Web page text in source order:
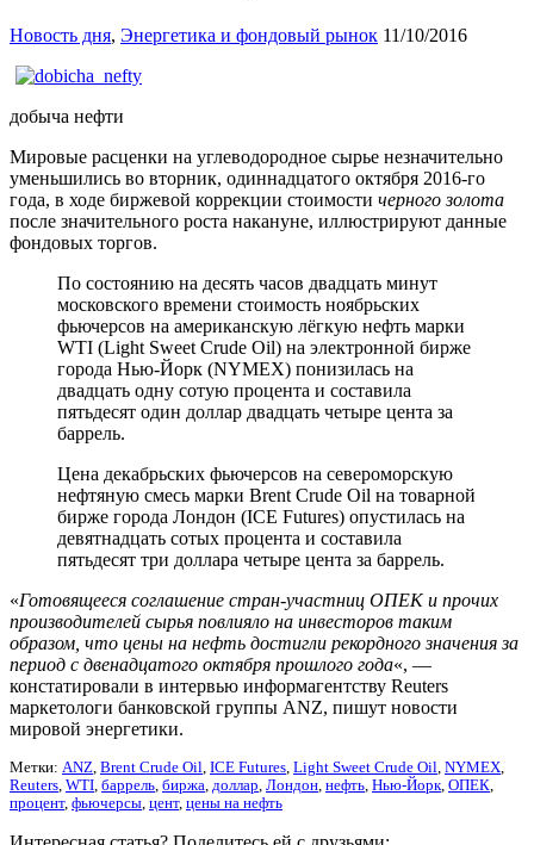
Новость дня, Энергетика и фондовый рынок 11/10/2016
добыча нефти
Мировые расценки на углеводородное сырье незначительно
уменьшились во вторник, одиннадцатого октября 2016-го
года, в ходе биржевой коррекции стоимости черного золота
после значительного роста накануне, иллюстрируют данные
фондовых торгов.
По состоянию на десять часов двадцать минут
московского времени стоимость ноябрьских
фьючерсов на американскую лёгкую нефть марки
WTI (Light Sweet Crude Oil) на электронной бирже
города Нью-Йорк (NYMEX) понизилась на
двадцать одну сотую процента и составила
пятьдесят один доллар двадцать четыре цента за
баррель.
Цена декабрьских фьючерсов на североморскую
нефтяную смесь марки Brent Crude Oil на товарной
бирже города Лондон (ICE Futures) опустилась на
девятнадцать сотых процента и составила
пятьдесят три доллара четыре цента за баррель.
«Готовящееся соглашение стран-участниц ОПЕК и прочих
производителей сырья повлияло на инвесторов таким
образом, что цены на нефть достигли рекордного значения за
период с двенадцатого октября прошлого года«, —
констатировали в интервью информагентству Reuters
маркетологи банковской группы ANZ, пишут новости
мировой энергетики.
Метки: ANZ, Brent Crude Oil, ICE Futures, Light Sweet Crude Oil, NYMEX,
Reuters, WTI, баррель, биржа, доллар, Лондон, нефть, Нью-Йорк, ОПЕК,
процент, фьючерсы, цент, цены на нефть